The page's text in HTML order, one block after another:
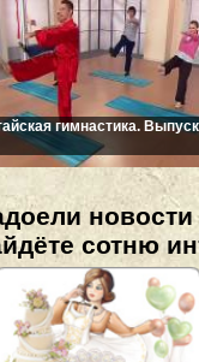
гимнастика. Выпуск
сотню